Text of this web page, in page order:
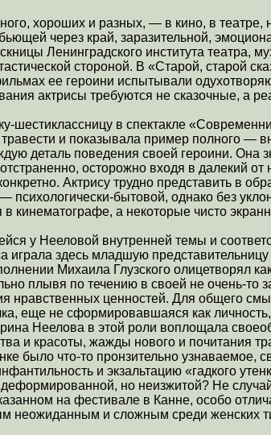
хороших и разных, — в кино, в театре,
через край, заразительной,
Ленинградского института театра,
стороной. В «Старой, старой
ее героини испытывали
актрисы требуются не сказочные, а
шестиклассницу в спектакле
травести и показывала пример полного
деталь поведения своей героини.
осторожно входя в далекий
Актрису трудно представить в
психологически-бытовой, однако без
кинематографе, а некоторые чисто
у Нееловой внутренней темы и
играла здесь младшую
Михаила Глузского олицетворял
плывя по течению в своей не очень-то
нравственных ценностей. Для общего
еще не сформировавшаяся как
Неелова в этой роли воплощала
и красоты, жажды нового и почитания
было что-то пронзительно узнаваемое,
и экзальтацию «гадкого
но неизжитой? Не
на фестивале в Канне, особо
неожиданным и сложным среди женских